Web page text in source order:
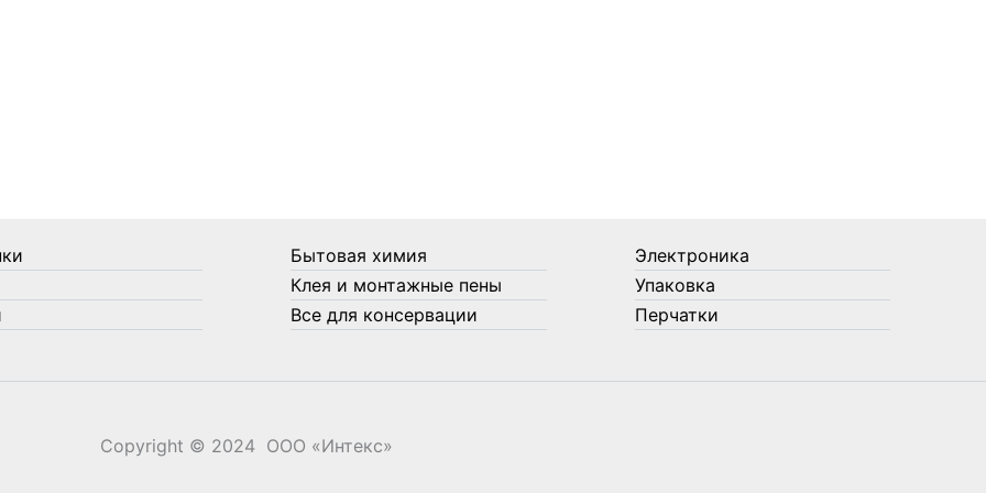
Бытовая химия
Клея и монтажные пены
Все для консервации
Электроника
Упаковка
Перчатки
Copyright © 2024 ООО «‎Интекс»‎